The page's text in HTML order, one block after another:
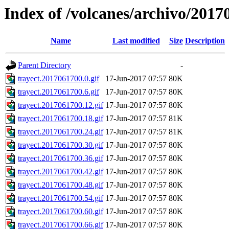
Index of /volcanes/archivo/
Name Last modified Size Description
Parent Directory
-
trayect.2017061700.0.gif
17-Jun-2017 07:57 80K
trayect.2017061700.6.gif
17-Jun-2017 07:57 80K
trayect.2017061700.12.gif 17-Jun-2017 07:57 80K
trayect.2017061700.18.gif 17-Jun-2017 07:57 81K
trayect.2017061700.24.gif 17-Jun-2017 07:57 81K
trayect.2017061700.30.gif 17-Jun-2017 07:57 80K
trayect.2017061700.36.gif 17-Jun-2017 07:57 80K
trayect.2017061700.42.gif 17-Jun-2017 07:57 80K
trayect.2017061700.48.gif 17-Jun-2017 07:57 80K
trayect.2017061700.54.gif 17-Jun-2017 07:57 80K
trayect.2017061700.60.gif 17-Jun-2017 07:57 80K
trayect.2017061700.66.gif 17-Jun-2017 07:57 80K